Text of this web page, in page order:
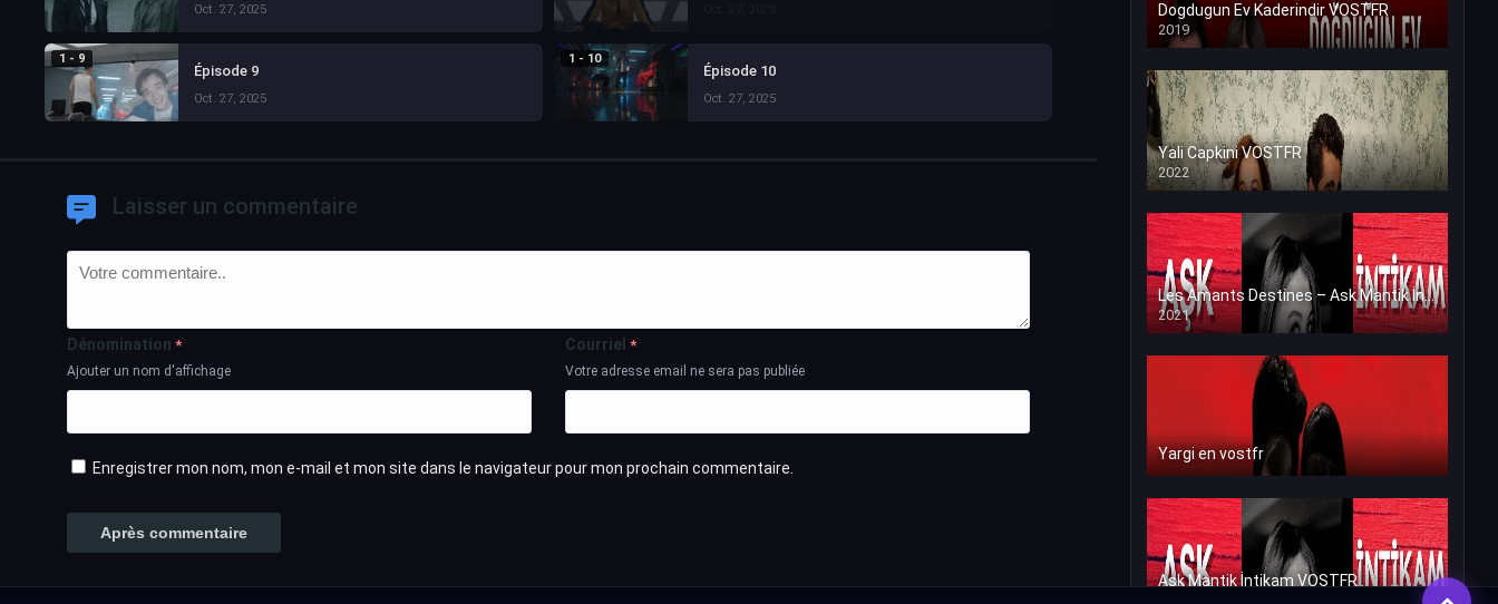
Oct. 27, 2025
1 - 9
Épisode 9
Oct. 27, 2025
1 - 10
Épisode 10
Oct. 27, 2025
Laisser un commentaire
Dénomination *
Ajouter un nom d'affichage
Courriel *
Votre adresse email ne sera pas publiée
Enregistrer mon nom, mon e-mail et mon site dans le navigateur pour mon prochain commentaire.
Dogdugun Ev Kaderindir VOSTFR
2019
Yali Capkini VOSTFR
2022
Les Amants Destines – Ask Mantik İntikam en VF (Voix Francaise)
2021
Yargi en vostfr
Ask Mantik İntikam VOSTFR